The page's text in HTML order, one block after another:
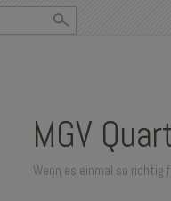
MGV
Wenn es einmal so